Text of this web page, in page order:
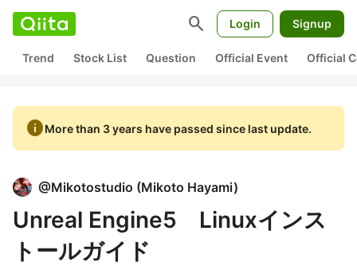
search Login Signup
Trend Stock List Question Official Event Official
infoMore than 3 years have passed since last update.
@Mikotostudio (Mikoto Hayami)
Unreal Engine5 Linuxインス
トールガイド